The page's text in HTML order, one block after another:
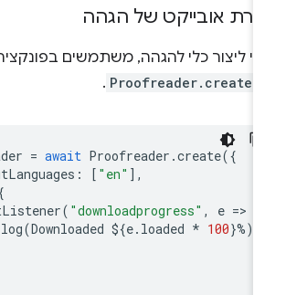
אובייקט של הגהה
ליצור כלי להגהה, משתמשים בפונקציה
.
= await Proofreader.create
: ["en"
("downloadprogress" e
.log(Downloaded $ {e.loaded * 100